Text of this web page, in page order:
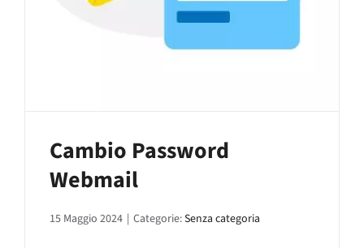
Cambio Password
Webmail
15 Maggio 2024 | Categorie:Senza categoria